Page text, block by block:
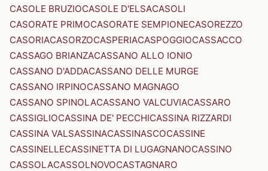
CASOLE BRUZIOCASOLE D'ELSACASOLI
CASORATE PRIMOCASORATE SEMPIONECASOREZZO
CASORIACASORZOCASPERIACASPOGGIOCASSACCO
CASSAGO BRIANZACASSANO ALLO IONIO
CASSANO D'ADDACASSANO DELLE MURGE
CASSANO IRPINOCASSANO MAGNAGO
CASSANO SPINOLACASSANO VALCUVIACASSARO
CASSIGLIOCASSINA DE' PECCHICASSINA RIZZARDI
CASSINA VALSASSINACASSINASCOCASSINE
CASSINELLECASSINETTA DI LUGAGNANOCASSINO
CASSOLACASSOLNOVOCASTAGNARO